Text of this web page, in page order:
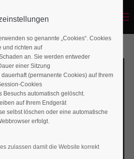
so genannte „Cookies“. Cookies
und richten auf
an. Sie werden entweder
einer Sitzung
(permanente Cookies) auf Ihrem
Cookies
Besuchs automatisch gelöscht.
auf Ihrem Endgerät
selbst löschen oder eine automatische
erfolgt.
zulassen damit die Website korrekt